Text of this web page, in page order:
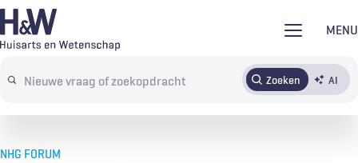
Overslaan
en
de
MENU
Search
terms
Zoeken AI
AbonnerenTijdschrift Inloggen
NHG FORUM